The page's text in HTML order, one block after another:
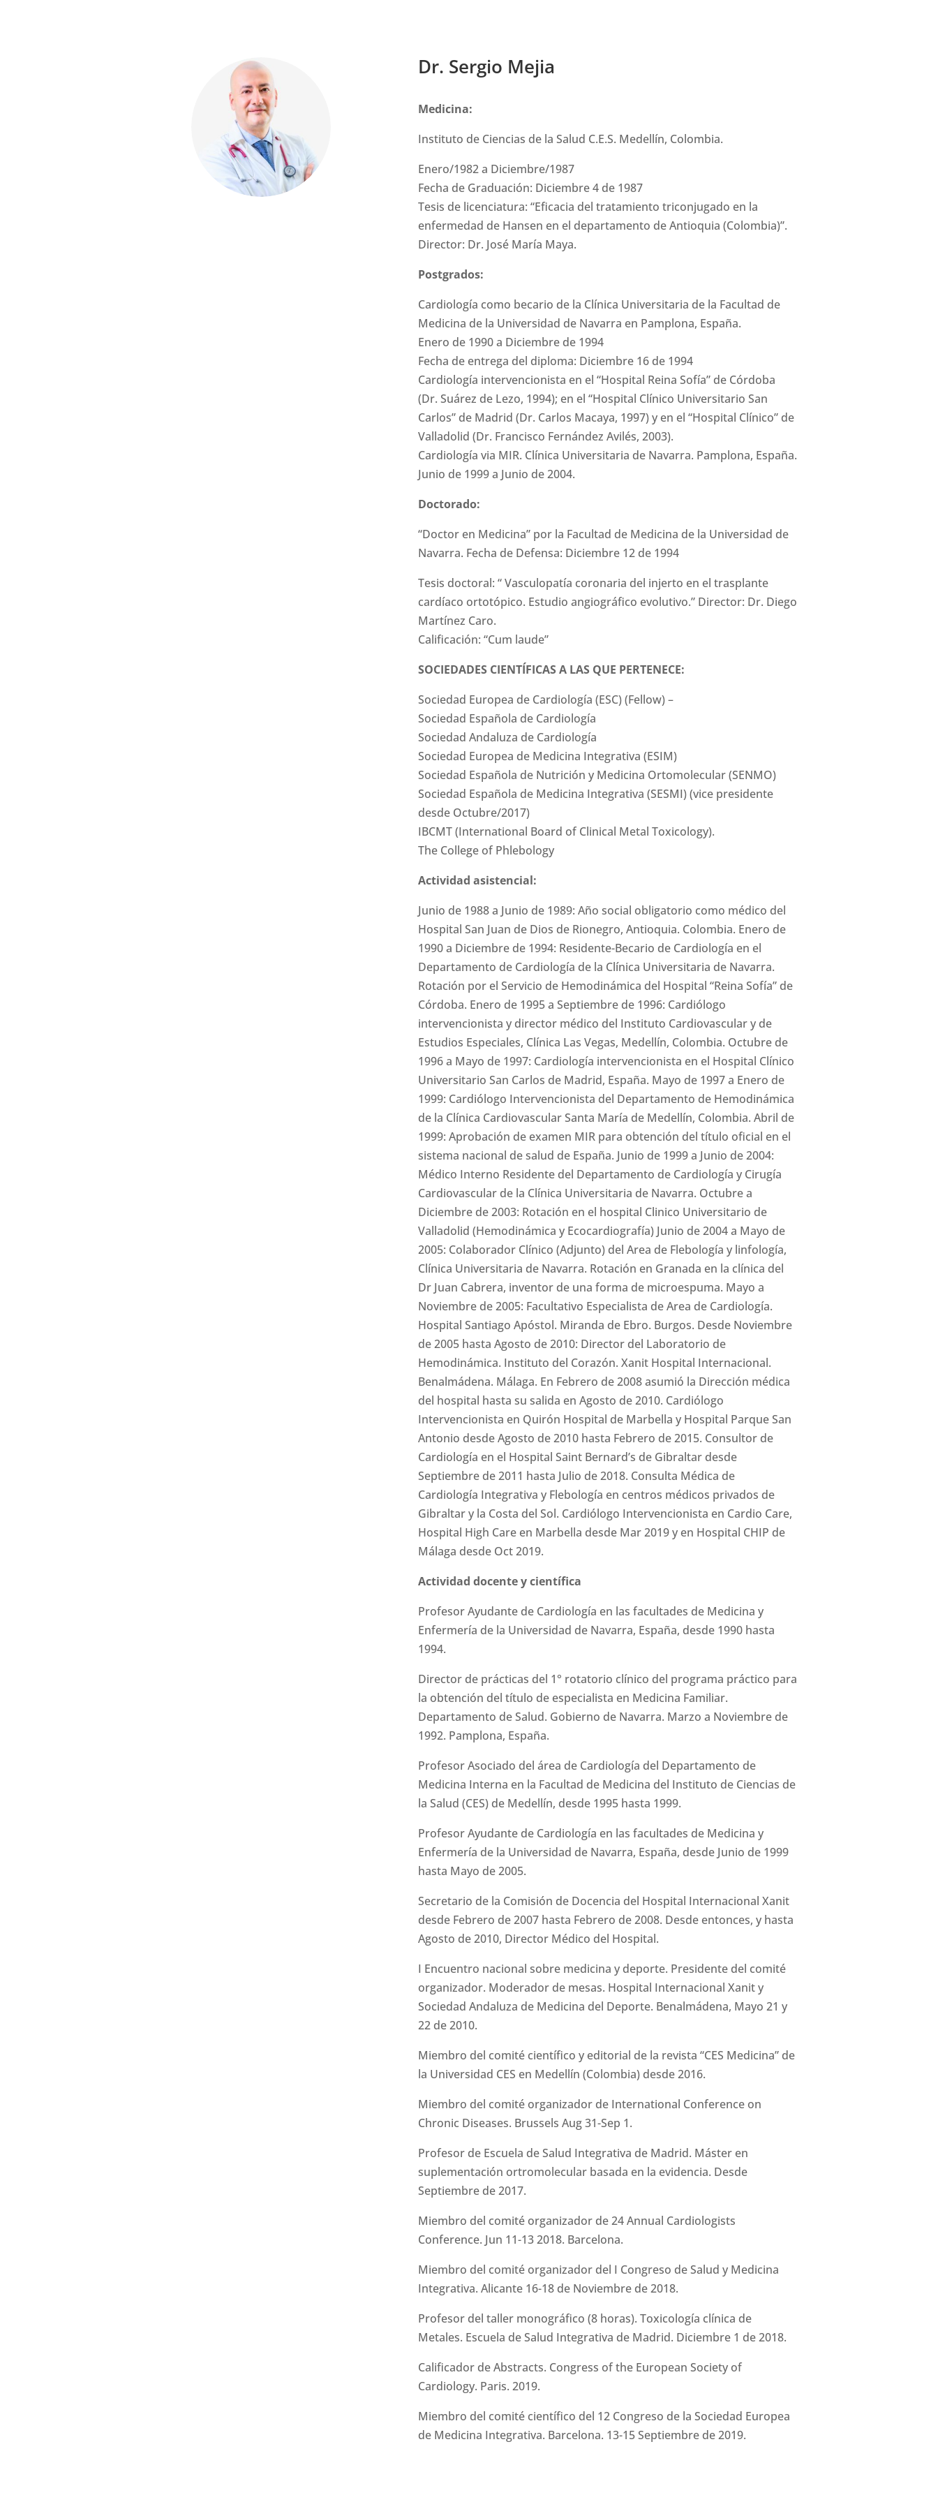
Dr. Sergio Mejia
Medicina:
Instituto de Ciencias de la Salud C.E.S. Medellín, Colombia.
Enero/1982 a Diciembre/1987
Fecha de Graduación: Diciembre 4 de 1987
Tesis de licenciatura: “Eficacia del tratamiento triconjugado en la
enfermedad de Hansen en el departamento de Antioquia (Colombia)”.
Director: Dr. José María Maya.
Postgrados:
Cardiología como becario de la Clínica Universitaria de la Facultad de
Medicina de la Universidad de Navarra en Pamplona, España.
Enero de 1990 a Diciembre de 1994
Fecha de entrega del diploma: Diciembre 16 de 1994
Cardiología intervencionista en el “Hospital Reina Sofía” de Córdoba
(Dr. Suárez de Lezo, 1994); en el “Hospital Clínico Universitario San
Carlos” de Madrid (Dr. Carlos Macaya, 1997) y en el “Hospital Clínico” de
Valladolid (Dr. Francisco Fernández Avilés, 2003).
Cardiología via MIR. Clínica Universitaria de Navarra. Pamplona, España.
Junio de 1999 a Junio de 2004.
Doctorado:
“Doctor en Medicina” por la Facultad de Medicina de la Universidad de
Navarra. Fecha de Defensa: Diciembre 12 de 1994
Tesis doctoral: “ Vasculopatía coronaria del injerto en el trasplante
cardíaco ortotópico. Estudio angiográfico evolutivo.” Director: Dr. Diego
Martínez Caro.
Calificación: “Cum laude”
SOCIEDADES CIENTÍFICAS A LAS QUE PERTENECE:
Sociedad Europea de Cardiología (ESC) (Fellow) –
Sociedad Española de Cardiología
Sociedad Andaluza de Cardiología
Sociedad Europea de Medicina Integrativa (ESIM)
Sociedad Española de Nutrición y Medicina Ortomolecular (SENMO)
Sociedad Española de Medicina Integrativa (SESMI) (vice presidente
desde Octubre/2017)
IBCMT (International Board of Clinical Metal Toxicology).
The College of Phlebology
Actividad asistencial:
Junio de 1988 a Junio de 1989: Año social obligatorio como médico del
Hospital San Juan de Dios de Rionegro, Antioquia. Colombia. Enero de
1990 a Diciembre de 1994: Residente-Becario de Cardiología en el
Departamento de Cardiología de la Clínica Universitaria de Navarra.
Rotación por el Servicio de Hemodinámica del Hospital “Reina Sofía” de
Córdoba. Enero de 1995 a Septiembre de 1996: Cardiólogo
intervencionista y director médico del Instituto Cardiovascular y de
Estudios Especiales, Clínica Las Vegas, Medellín, Colombia. Octubre de
1996 a Mayo de 1997: Cardiología intervencionista en el Hospital Clínico
Universitario San Carlos de Madrid, España. Mayo de 1997 a Enero de
1999: Cardiólogo Intervencionista del Departamento de Hemodinámica
de la Clínica Cardiovascular Santa María de Medellín, Colombia. Abril de
1999: Aprobación de examen MIR para obtención del título oficial en el
sistema nacional de salud de España. Junio de 1999 a Junio de 2004:
Médico Interno Residente del Departamento de Cardiología y Cirugía
Cardiovascular de la Clínica Universitaria de Navarra. Octubre a
Diciembre de 2003: Rotación en el hospital Clinico Universitario de
Valladolid (Hemodinámica y Ecocardiografía) Junio de 2004 a Mayo de
2005: Colaborador Clínico (Adjunto) del Area de Flebología y linfología,
Clínica Universitaria de Navarra. Rotación en Granada en la clínica del
Dr Juan Cabrera, inventor de una forma de microespuma. Mayo a
Noviembre de 2005: Facultativo Especialista de Area de Cardiología.
Hospital Santiago Apóstol. Miranda de Ebro. Burgos. Desde Noviembre
de 2005 hasta Agosto de 2010: Director del Laboratorio de
Hemodinámica. Instituto del Corazón. Xanit Hospital Internacional.
Benalmádena. Málaga. En Febrero de 2008 asumió la Dirección médica
del hospital hasta su salida en Agosto de 2010. Cardiólogo
Intervencionista en Quirón Hospital de Marbella y Hospital Parque San
Antonio desde Agosto de 2010 hasta Febrero de 2015. Consultor de
Cardiología en el Hospital Saint Bernard’s de Gibraltar desde
Septiembre de 2011 hasta Julio de 2018. Consulta Médica de
Cardiología Integrativa y Flebología en centros médicos privados de
Gibraltar y la Costa del Sol. Cardiólogo Intervencionista en Cardio Care,
Hospital High Care en Marbella desde Mar 2019 y en Hospital CHIP de
Málaga desde Oct 2019.
Actividad docente y científica
Profesor Ayudante de Cardiología en las facultades de Medicina y
Enfermería de la Universidad de Navarra, España, desde 1990 hasta
1994.
Director de prácticas del 1° rotatorio clínico del programa práctico para
la obtención del título de especialista en Medicina Familiar.
Departamento de Salud. Gobierno de Navarra. Marzo a Noviembre de
1992. Pamplona, España.
Profesor Asociado del área de Cardiología del Departamento de
Medicina Interna en la Facultad de Medicina del Instituto de Ciencias de
la Salud (CES) de Medellín, desde 1995 hasta 1999.
Profesor Ayudante de Cardiología en las facultades de Medicina y
Enfermería de la Universidad de Navarra, España, desde Junio de 1999
hasta Mayo de 2005.
Secretario de la Comisión de Docencia del Hospital Internacional Xanit
desde Febrero de 2007 hasta Febrero de 2008. Desde entonces, y hasta
Agosto de 2010, Director Médico del Hospital.
I Encuentro nacional sobre medicina y deporte. Presidente del comité
organizador. Moderador de mesas. Hospital Internacional Xanit y
Sociedad Andaluza de Medicina del Deporte. Benalmádena, Mayo 21 y
22 de 2010.
Miembro del comité científico y editorial de la revista “CES Medicina” de
la Universidad CES en Medellín (Colombia) desde 2016.
Miembro del comité organizador de International Conference on
Chronic Diseases. Brussels Aug 31-Sep 1.
Profesor de Escuela de Salud Integrativa de Madrid. Máster en
suplementación ortromolecular basada en la evidencia. Desde
Septiembre de 2017.
Miembro del comité organizador de 24 Annual Cardiologists
Conference. Jun 11-13 2018. Barcelona.
Miembro del comité organizador del I Congreso de Salud y Medicina
Integrativa. Alicante 16-18 de Noviembre de 2018.
Profesor del taller monográfico (8 horas). Toxicología clínica de
Metales. Escuela de Salud Integrativa de Madrid. Diciembre 1 de 2018.
Calificador de Abstracts. Congress of the European Society of
Cardiology. Paris. 2019.
Miembro del comité científico del 12 Congreso de la Sociedad Europea
de Medicina Integrativa. Barcelona. 13-15 Septiembre de 2019.